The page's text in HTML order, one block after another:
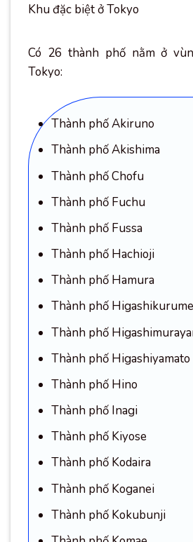
Khu đặc biệt ở Tokyo
Có 26 thành phố nằm ở
Tokyo:
Thành phố Akiruno
Thành phố Akishima
Thành phố Chofu
Thành phố Fuchu
Thành phố Fussa
Thành phố Hachioji
Thành phố Hamura
Thành phố Higashikurume
Thành phố
Thành phố Higashiyamato
Thành phố Hino
Thành phố Inagi
Thành phố Kiyose
Thành phố Kodaira
Thành phố Koganei
Thành phố Kokubunji